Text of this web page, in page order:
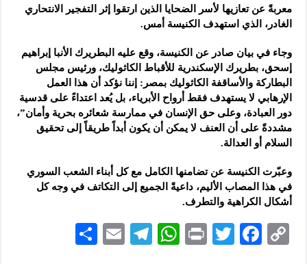
معربةً عن تعازيها لأسر الضحايا الذين ارتقوا إثر التفجير الانتحاري
الغادر، الذي استهدف الكنيسة أمس.
وجاء في بيان صادر عن الكنيسة، وقع عليه البطريرك الأنبا إبراهيم
إسحق، بطريرك الإسكندرية للأقباط الكاثوليك، ورئيس مجلس
البطاركة والأساقفة الكاثوليك بمصر: إننا نؤكد أن هذا العمل
الإرهابي لا يستهدف فقط أرواح الأبرياء، بل يُعد اعتداءً على قدسية
دور العبادة، وعلى حق الإنسان في ممارسة شعائره بحرية وأمان”،
مشددةً على أن العنف لا يمكن أن يكون أبداً طريقاً إلى تحقيق
السلام أو العدالة.
وعبّرت الكنيسة عن تضامنها الكامل مع كل أبناء الشعب السوري
في هذا المصاب الأليم، داعيةً الجميع إلى التكاتف في وجه كل
أشكال الكراهية والتطرف.
C
F
T
P
W
Te
E